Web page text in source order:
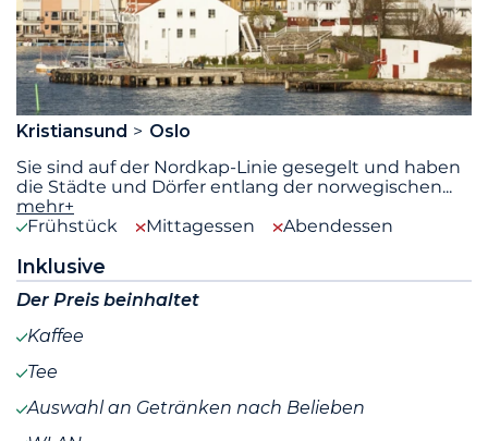
Kristiansund
Oslo
Sie sind auf der Nordkap-Linie gesegelt und haben
die Städte und Dörfer entlang der norwegischen...
mehr+
Frühstück
Mittagessen Abendessen
Inklusive
Der Preis beinhaltet
Kaffee
Tee
Auswahl an Getränken nach Belieben